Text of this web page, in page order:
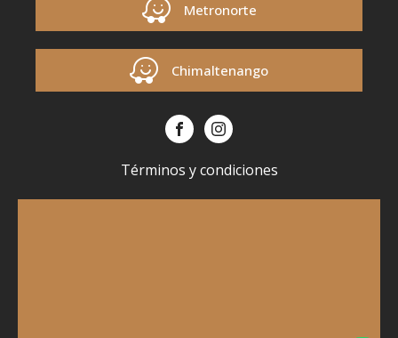
Metronorte
Chimaltenango
Términos y condiciones